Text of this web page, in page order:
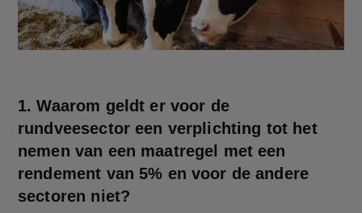
1. Waarom geldt er voor de
rundveesector een verplichting tot het
nemen van een maatregel met een
rendement van 5% en voor de andere
sectoren niet?